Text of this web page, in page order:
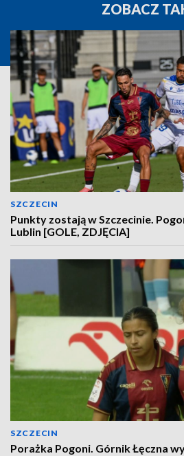
ZOBACZ
SZCZECIN
Punkty zostają w Szczecinie.
Lublin [GOLE, ZDJĘCIA]
SZCZECIN
Porażka Pogoni. Górnik Łęczna